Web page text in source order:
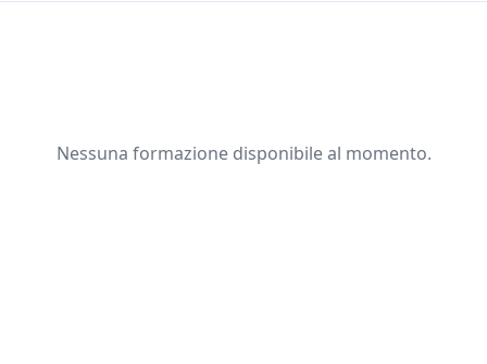
Nessuna formazione disponibile al momento.